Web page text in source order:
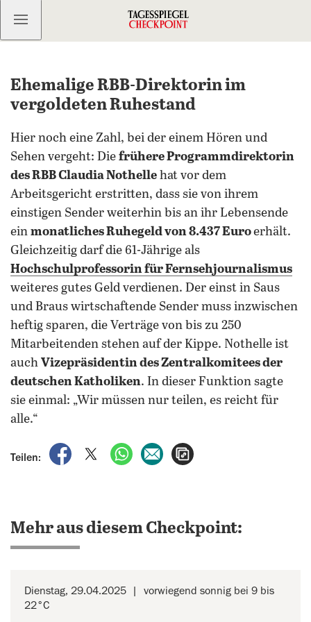
Kostenlos anmelden
Ehemalige RBB-Direktorin im
vergoldeten Ruhestand
Hier noch eine Zahl, bei der einem Hören und
Sehen vergeht: Die frühere Programmdirektorin
des RBB Claudia Nothelle hat vor dem
Arbeitsgericht erstritten, dass sie von ihrem
einstigen Sender weiterhin bis an ihr Lebensende
ein monatliches Ruhegeld von 8.437 Euroerhält.
Gleichzeitig darf die 61-Jährige als
Hochschulprofessorin für Fernsehjournalismus
weiteres gutes Geld verdienen. Der einst in Saus
und Braus wirtschaftende Sender muss inzwischen
heftig sparen, die Verträge von bis zu 250
Mitarbeitenden stehen auf der Kippe. Nothelle ist
auch Vizepräsidentin des Zentralkomitees der
deutschen Katholiken. In dieser Funktion sagte
sie einmal: „Wir müssen nur teilen, es reicht für
alle.“
Teilen:
auf Facebook teilen
auf X teilenper WhatsApp teilen
per E-Mail teilen
Mehr aus diesem Checkpoint:
Dienstag, 29.04.2025
vorwiegend sonnig bei 9 bis
22°C